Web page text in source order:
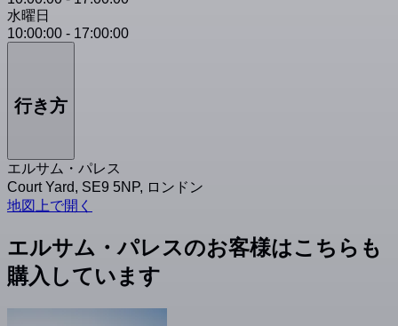
水曜日
10:00:00 - 17:00:00
行き方
エルサム・パレス
Court Yard, SE9 5NP, ロンドン
地図上で開く
エルサム・パレスのお客様はこちらも
購入しています